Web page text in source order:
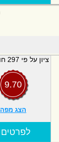
ציון על פי 297 חוות דעת
9.70
הצג מפה
! לפרטים